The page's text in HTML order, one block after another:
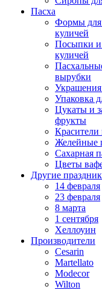
Пасха
Формы
куличей
Посыпки и
куличей
вырубки
Украшения
Упаковка
Цукаты и
фрукты
Желейные
Сахарная
Цветы
Другие
14 февраля
23 февраля
8 марта
1 сентября
Хеллоуин
Производители
Cesarin
Martellato
Modecor
Wilton